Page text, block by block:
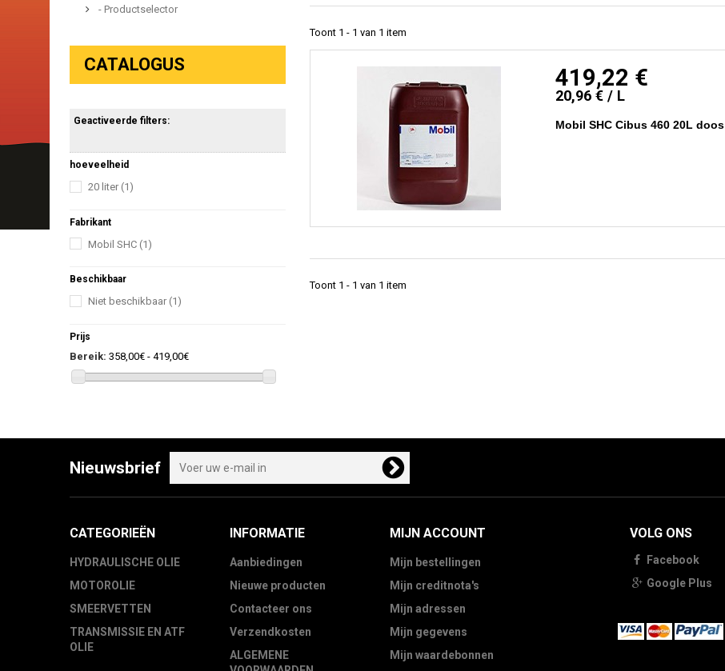
- Productselector
CATALOGUS
Geactiveerde filters:
hoeveelheid
20 liter (1)
Fabrikant
Mobil SHC (1)
Beschikbaar
Niet beschikbaar (1)
Prijs
Bereik: 358,00€ - 419,00€
Toont 1 - 1 van 1 item
419,22 €
20,96 € / L
Mobil SHC Cibus 460 20L doos
Toont 1 - 1 van 1 item
Nieuwsbrief
CATEGORIEËN
HYDRAULISCHE OLIE
MOTOROLIE
SMEERVETTEN
TRANSMISSIE EN ATF
OLIE
INFORMATIE
Aanbiedingen
Nieuwe producten
Contacteer ons
Verzendkosten
ALGEMENE
MIJN ACCOUNT
Mijn bestellingen
Mijn creditnota's
Mijn adressen
Mijn gegevens
Mijn waardebonnen
VOLG ONS
Facebook
Google Plus